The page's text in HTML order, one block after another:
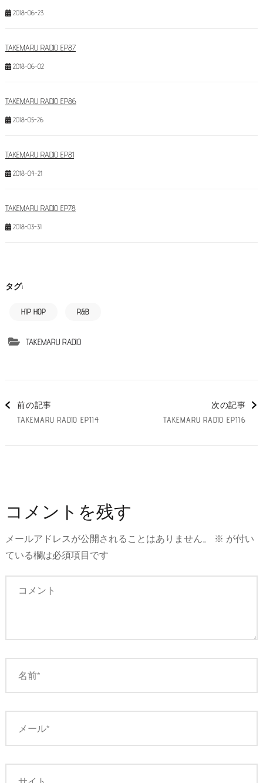
2018-06-23
TAKEMARU RADIO EP87
2018-06-02
TAKEMARU RADIO EP86
2018-05-26
TAKEMARU RADIO EP81
2018-04-21
TAKEMARU RADIO EP78
2018-03-31
タグ:
HIP HOP R&B
TAKEMARU RADIO
投
稿
ビ
ゲ
ー
シ
ョ
ン
前の記事
TAKEMARU RADIO EP114
次の記事
TAKEMARU RADIO EP116
コメントを残す
メールアドレスが公開されることはありません。 ※ が付い
ている欄は必須項目です